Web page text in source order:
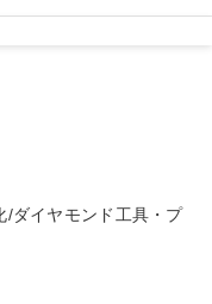
/ダイヤモンド工具・プ